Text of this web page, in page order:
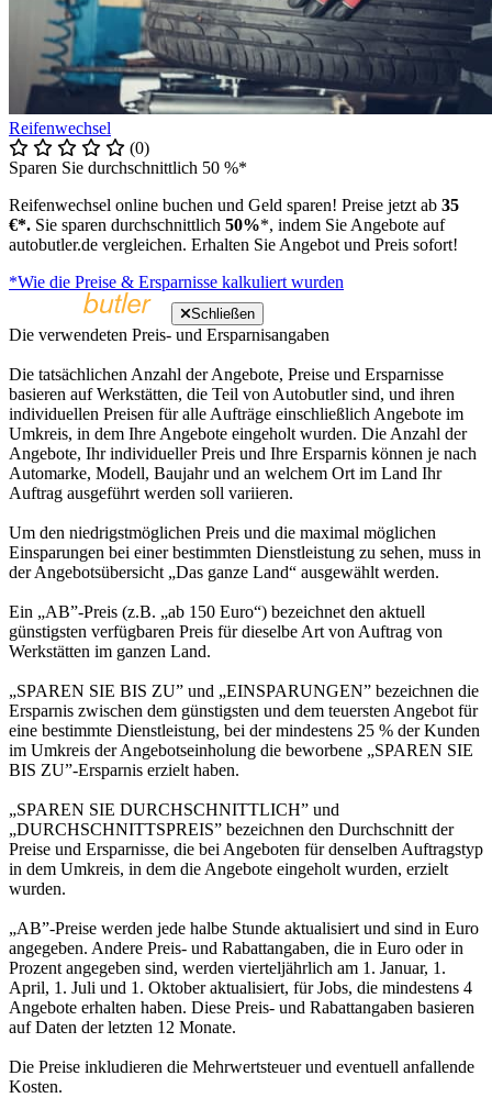
Reifenwechsel
(0)
Sparen Sie durchschnittlich 50 %*
Reifenwechsel online buchen und Geld sparen! Preise jetzt ab 35
€*. Sie sparen durchschnittlich 50%*, indem Sie Angebote auf
autobutler.de vergleichen. Erhalten Sie Angebot und Preis sofort!
*Wie die Preise & Ersparnisse kalkuliert wurden
Schließen
Die verwendeten Preis- und Ersparnisangaben
Die tatsächlichen Anzahl der Angebote, Preise und Ersparnisse
basieren auf Werkstätten, die Teil von Autobutler sind, und ihren
individuellen Preisen für alle Aufträge einschließlich Angebote im
Umkreis, in dem Ihre Angebote eingeholt wurden. Die Anzahl der
Angebote, Ihr individueller Preis und Ihre Ersparnis können je nach
Automarke, Modell, Baujahr und an welchem Ort im Land Ihr
Auftrag ausgeführt werden soll variieren.
Um den niedrigstmöglichen Preis und die maximal möglichen
Einsparungen bei einer bestimmten Dienstleistung zu sehen, muss in
der Angebotsübersicht „Das ganze Land“ ausgewählt werden.
Ein „AB”-Preis (z.B. „ab 150 Euro“) bezeichnet den aktuell
günstigsten verfügbaren Preis für dieselbe Art von Auftrag von
Werkstätten im ganzen Land.
„SPAREN SIE BIS ZU” und „EINSPARUNGEN” bezeichnen die
Ersparnis zwischen dem günstigsten und dem teuersten Angebot für
eine bestimmte Dienstleistung, bei der mindestens 25 % der Kunden
im Umkreis der Angebotseinholung die beworbene „SPAREN SIE
BIS ZU”-Ersparnis erzielt haben.
„SPAREN SIE DURCHSCHNITTLICH” und
„DURCHSCHNITTSPREIS” bezeichnen den Durchschnitt der
Preise und Ersparnisse, die bei Angeboten für denselben Auftragstyp
in dem Umkreis, in dem die Angebote eingeholt wurden, erzielt
wurden.
„AB”-Preise werden jede halbe Stunde aktualisiert und sind in Euro
angegeben. Andere Preis- und Rabattangaben, die in Euro oder in
Prozent angegeben sind, werden vierteljährlich am 1. Januar, 1.
April, 1. Juli und 1. Oktober aktualisiert, für Jobs, die mindestens 4
Angebote erhalten haben. Diese Preis- und Rabattangaben basieren
auf Daten der letzten 12 Monate.
Die Preise inkludieren die Mehrwertsteuer und eventuell anfallende
Kosten.